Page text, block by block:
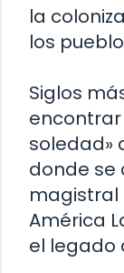
la
los
Siglos
encontrar
soledad»
donde se
magistral
América
el legado